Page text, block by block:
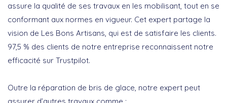
assure la qualité de ses travaux en les mobilisant, tout en se
conformant aux normes en vigueur. Cet expert partage la
vision de Les Bons Artisans, qui est de satisfaire les clients.
97,5 % des clients de notre entreprise reconnaissent notre
efficacité sur Trustpilot.
Outre la réparation de bris de glace, notre expert peut